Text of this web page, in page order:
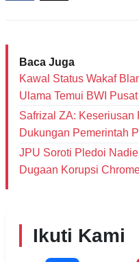
Baca Juga
Kawal Status Wakaf
Ulama Temui BWI Pusat
Safrizal ZA:
Dukungan Pemerintah
JPU Soroti Pledoi
Dugaan Korupsi
Ikuti Kami